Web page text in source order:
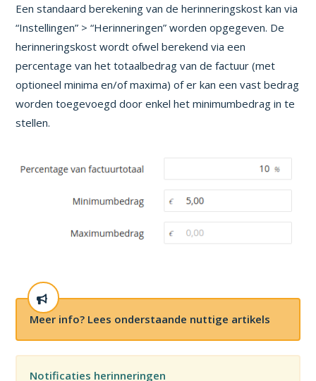
Een standaard berekening van de herinneringskost kan via
“Instellingen” > “Herinneringen” worden opgegeven. De
herinneringskost wordt ofwel berekend via een
percentage van het totaalbedrag van de factuur (met
optioneel minima en/of maxima) of er kan een vast bedrag
worden toegevoegd door enkel het minimumbedrag in te
stellen.
Meer info? Lees onderstaande nuttige artikels
Notificaties herinneringen